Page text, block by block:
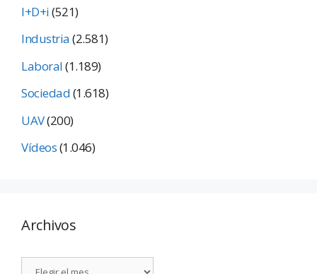
I+D+i(521)
Industria(2.581)
Laboral(1.189)
Sociedad(1.618)
UAV(200)
Vídeos(1.046)
Archivos